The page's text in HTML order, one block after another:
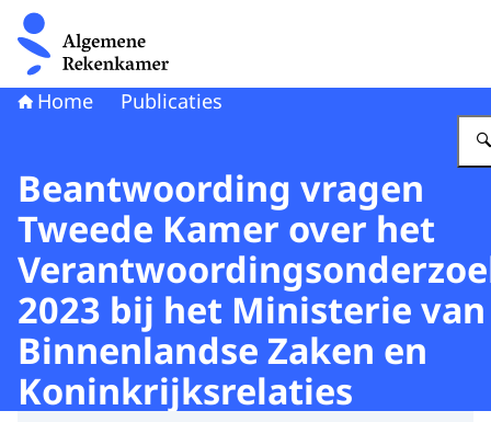
Naar de homepage van Algemene Rekenkamer
Home Publicaties
Beantwoording vragen
Tweede Kamer over het
2023 bij het Ministerie van
Binnenlandse Zaken en
Koninkrijksrelaties